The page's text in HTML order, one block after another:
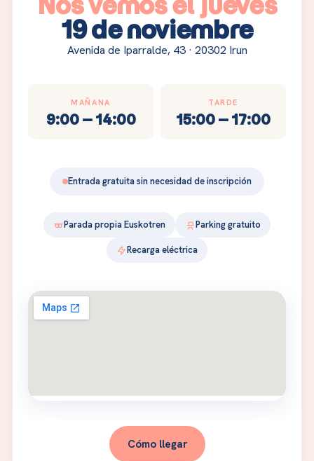
19 de noviembre
Avenida de Iparralde, 43 · 20302 Irun
MAÑANA
9:00 – 14:00
TARDE
15:00 – 17:00
Entrada gratuita sin necesidad de inscripción
Parada propia Euskotren Parking gratuito
Recarga eléctrica
Cómo llegar